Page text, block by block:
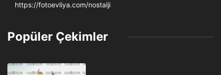
https://fotoevliya.com/nostalji
Popüler Çekimler